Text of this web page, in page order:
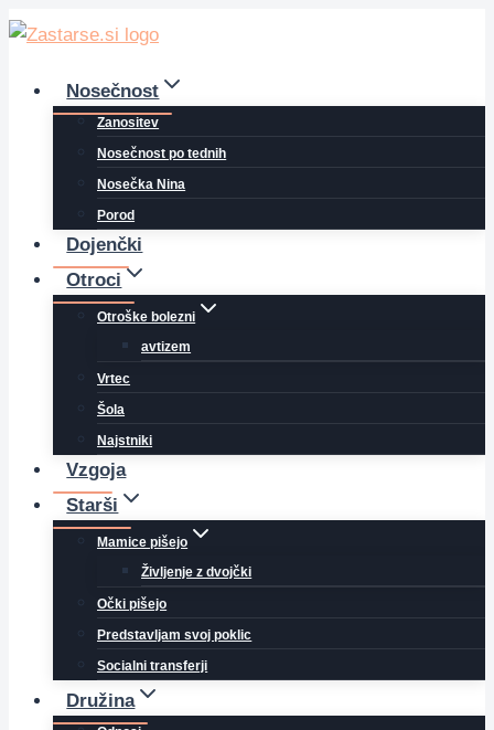
Skip
contentNosečnost
Zanositev
Nosečnost po tednih
Nosečka Nina
Porod
Dojenčki
Otroci
Otroške bolezni
avtizem
Vrtec
Šola
Najstniki
Vzgoja
Starši
Mamice pišejo
Življenje z dvojčki
Očki pišejo
Predstavljam svoj poklic
Socialni transferji
Družina